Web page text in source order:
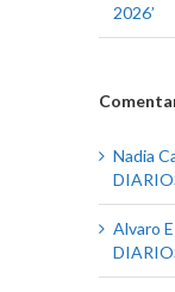
2026’
Nadia
Alvaro